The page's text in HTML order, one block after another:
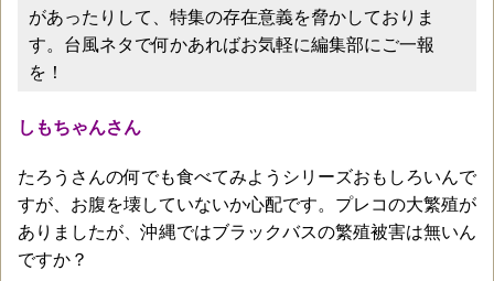
があったりして、特集の存在意義を脅かしておりま
す。台風ネタで何かあればお気軽に編集部にご一報
を！
しもちゃんさん
たろうさんの何でも食べてみようシリーズおもしろいんで
すが、お腹を壊していないか心配です。プレコの大繁殖が
ありましたが、沖縄ではブラックバスの繁殖被害は無いん
ですか？